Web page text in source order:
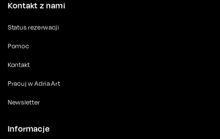
Kontakt z nami
Status rezerwacji
Pomoc
Kontakt
Pracuj w Adria Art
Newsletter
Informacje